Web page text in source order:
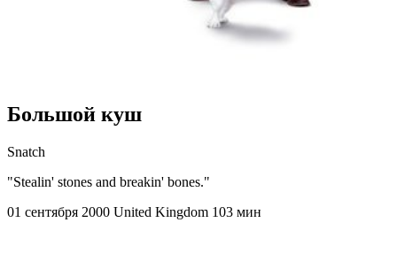
Большой куш
Snatch
"Stealin' stones and breakin' bones."
01 сентября 2000 United Kingdom 103 мин